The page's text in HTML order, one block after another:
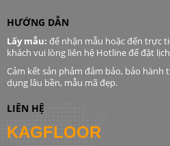
HƯỚNG DẪN
Lấy mẫu: để nhận mẫu hoặc đến trực
khách vui lòng liên hệ Hotline để đặt
Cảm kết sản phảm đảm bảo, bảo hành
dụng lâu bền, mẫu mã đẹp.
LIÊN HỆ
KAGFLOOR